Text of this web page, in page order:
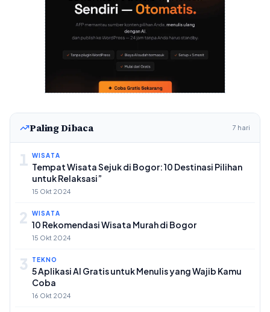
Paling Dibaca 7 hari
1 WISATA
Tempat Wisata Sejuk di Bogor: 10 Destinasi Pilihan
untuk Relaksasi”
15 Okt 2024
2 WISATA
10 Rekomendasi Wisata Murah di Bogor
15 Okt 2024
3 TEKNO
5 Aplikasi AI Gratis untuk Menulis yang Wajib Kamu
Coba
16 Okt 2024